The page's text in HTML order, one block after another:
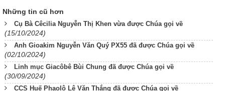
Những tin cũ hơn
Cụ Bà Cêcilia Nguyễn Thị Khen vừa được Chúa gọi về
(15/10/2024)
Anh Gioakim Nguyễn Văn Quý PX55 đã được Chúa gọi về
(02/10/2024)
Linh mục Giacôbê Bùi Chung đã được Chúa gọi về
(30/09/2024)
CCS Huế Phaolô Lê Văn Thắng đã được Chúa gọi về